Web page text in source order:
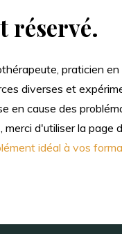
réservé.
praticien
diverses et
cause des
d'utiliser la page
idéal à vos